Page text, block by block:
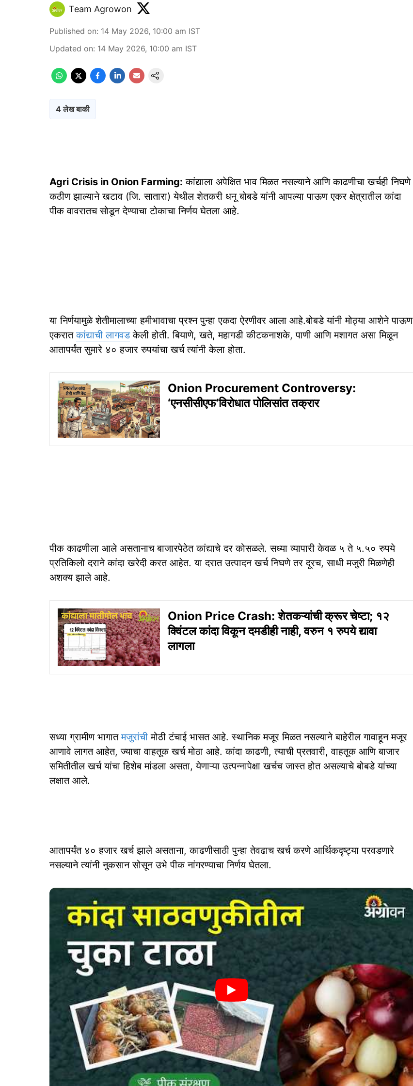
Team Agrowon
Published on: 14 May 2026, 10:00 am IST
Updated on: 14 May 2026, 10:00 am IST
4 लेख बाकी
Agri Crisis in Onion Farming: कांद्याला अपेक्षित भाव मिळत नसल्याने आणि काढणीचा खर्चही निघणे
कठीण झाल्याने खटाव (जि. सातारा) येथील शेतकरी धनू बोबडे यांनी आपल्या पाऊण एकर क्षेत्रातील कांदा
पीक वावरातच सोडून देण्याचा टोकाचा निर्णय घेतला आहे.
या निर्णयामुळे शेतीमालाच्या हमीभावाचा प्रश्न पुन्हा एकदा ऐरणीवर आला आहे.बोबडे यांनी मोठ्या आशेने पाऊण
एकरातकांद्याची लागवडकेली होती. बियाणे, खते, महागडी कीटकनाशके, पाणी आणि मशागत असा मिळून
आतापर्यंत सुमारे ४० हजार रुपयांचा खर्च त्यांनी केला होता.
Onion Procurement Controversy:
‘एनसीसीएफ’विरोधात पोलिसांत तक्रार
पीक काढणीला आले असतानाच बाजारपेठेत कांद्याचे दर कोसळले. सध्या व्यापारी केवळ ५ ते ५.५० रुपये
प्रतिकिलो दराने कांदा खरेदी करत आहेत. या दरात उत्पादन खर्च निघणे तर दूरच, साधी मजुरी मिळणेही
अशक्य झाले आहे.
Onion Price Crash: शेतकऱ्यांची क्रूर चेष्टा; १२
क्विंटल कांदा विकून दमडीही नाही, वरुन १ रुपये द्यावा
लागला
सध्या ग्रामीण भागातमजुरांची मोठी टंचाई भासत आहे. स्थानिक मजूर मिळत नसल्याने बाहेरील गावाहून मजूर
आणावे लागत आहेत, ज्याचा वाहतूक खर्च मोठा आहे. कांदा काढणी, त्याची प्रतवारी, वाहतूक आणि बाजार
समितीतील खर्च यांचा हिशेब मांडला असता, येणाऱ्या उत्पन्नापेक्षा खर्चच जास्त होत असल्याचे बोबडे यांच्या
लक्षात आले.
आतापर्यंत ४० हजार खर्च झाले असताना, काढणीसाठी पुन्हा तेवढाच खर्च करणे आर्थिकदृष्ट्या परवडणारे
नसल्याने त्यांनी नुकसान सोसून उभे पीक नांगरण्याचा निर्णय घेतला.